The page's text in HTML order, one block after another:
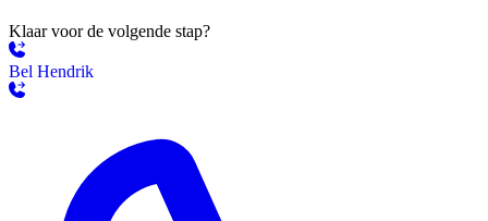
Klaar voor de volgende stap?
Bel Hendrik